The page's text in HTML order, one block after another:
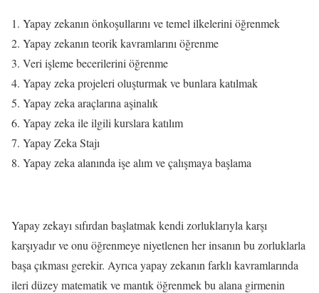
Yapay zekanın önkoşullarını ve temel ilkelerini öğrenmek
Yapay zekanın teorik kavramlarını öğrenme
Veri işleme becerilerini öğrenme
Yapay zeka projeleri oluşturmak ve bunlara katılmak
Yapay zeka araçlarına aşinalık
Yapay zeka ile ilgili kurslara katılım
Yapay Zeka Stajı
Yapay zeka alanında işe alım ve çalışmaya başlama
Yapay zekayı sıfırdan başlatmak kendi zorluklarıyla karşı
karşıyadır ve onu öğrenmeye niyetlenen her insanın bu zorluklarla
başa çıkması gerekir. Ayrıca yapay zekanın farklı kavramlarında
ileri düzey matematik ve mantık öğrenmek bu alana girmenin